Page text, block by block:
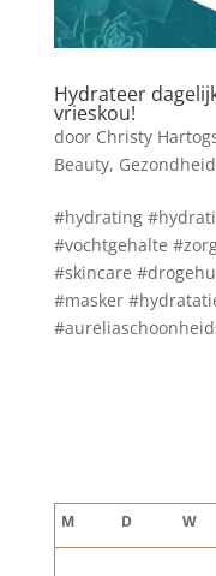
Hydrateer
vrieskou!
door Christy
Beauty, Gezondheid
#hydrating
#vochtgehalte
#skincare
#masker
M D W